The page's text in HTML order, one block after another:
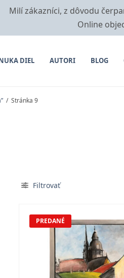
Milí zákazníci, z dôvodu
Online
DIEL AUTORI BLOG
/ Stránka 9
Filtrovať
PREDANÉ